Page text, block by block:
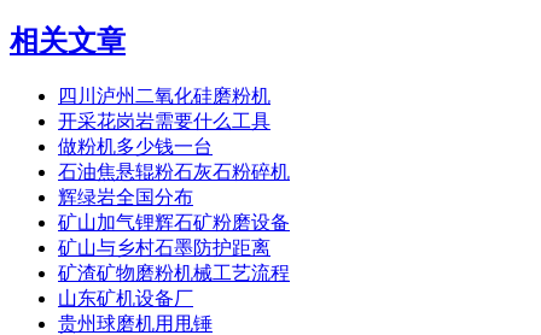
相关文章
四川泸州二氧化硅磨粉机
开采花岗岩需要什么工具
做粉机多少钱一台
石油焦悬辊粉石灰石粉碎机
辉绿岩全国分布
矿山加气锂辉石矿粉磨设备
矿山与乡村石墨防护距离
矿渣矿物磨粉机械工艺流程
山东矿机设备厂
贵州球磨机用甩锤